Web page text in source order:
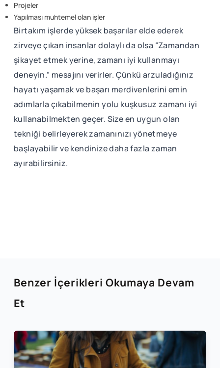
Projeler
Yapılması muhtemel olan işler
Birtakım işlerde yüksek başarılar elde ederek
zirveye çıkan insanlar dolaylı da olsa “Zamandan
şikayet etmek yerine, zamanı iyi kullanmayı
deneyin.” mesajını verirler. Çünkü arzuladığınız
hayatı yaşamak ve başarı merdivenlerini emin
adımlarla çıkabilmenin yolu kuşkusuz zamanı iyi
kullanabilmekten geçer. Size en uygun olan
tekniği belirleyerek zamanınızı yönetmeye
başlayabilir ve kendinize daha fazla zaman
ayırabilirsiniz.
Benzer İçerikleri Okumaya Devam
Et